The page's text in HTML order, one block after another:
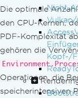
Nicht-
Vulkan/
Kopf-/
Rendering
};
tmlAsPdf(html
Die optimale
den CPU-Kernen,
PDF-Komplexität
gehören die
Operationen, die
speicherintensiven